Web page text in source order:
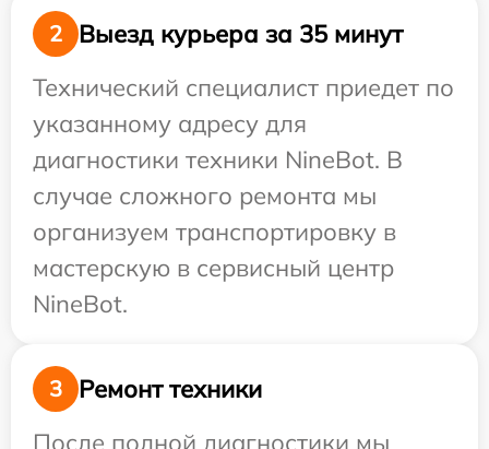
2
Выезд курьера за 35 минут
Технический специалист приедет по
указанному адресу для
диагностики техники NineBot. В
случае сложного ремонта мы
организуем транспортировку в
мастерскую в сервисный центр
NineBot.
3
Ремонт техники
После полной диагностики мы